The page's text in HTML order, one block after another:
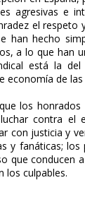
agresivas e
el respeto
han hecho
a lo que han
está la
economía de las
los
contra el
con justicia y
y fanáticas;
que conducen
los culpables.